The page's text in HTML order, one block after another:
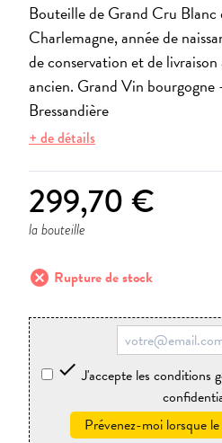
Bouteille de Grand Cru
Charlemagne, année de
de conservation et de
ancien. Grand Vin
Bressandière
+ de détails
299,70 €
la bouteille
cancel Rupture de stock
 J'accepte les conditions
Prévenez-moi lorsque